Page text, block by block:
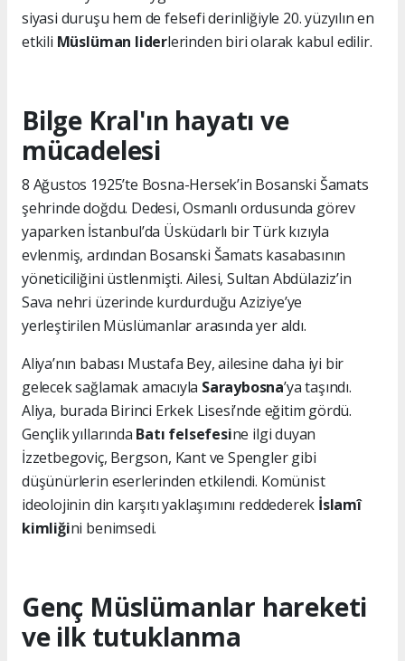
siyasi duruşu hem de felsefi derinliğiyle 20. yüzyılın en
etkili Müslüman liderlerinden biri olarak kabul edilir.
Bilge Kral'ın hayatı ve
mücadelesi
8 Ağustos 1925’te Bosna-Hersek’in Bosanski Šamats
şehrinde doğdu. Dedesi, Osmanlı ordusunda görev
yaparken İstanbul’da Üsküdarlı bir Türk kızıyla
evlenmiş, ardından Bosanski Šamats kasabasının
yöneticiliğini üstlenmişti. Ailesi, Sultan Abdülaziz’in
Sava nehri üzerinde kurdurduğu Aziziye’ye
yerleştirilen Müslümanlar arasında yer aldı.
Aliya’nın babası Mustafa Bey, ailesine daha iyi bir
gelecek sağlamak amacıyla Saraybosna’ya taşındı.
Aliya, burada Birinci Erkek Lisesi’nde eğitim gördü.
Gençlik yıllarında Batı felsefesine ilgi duyan
İzzetbegoviç, Bergson, Kant ve Spengler gibi
düşünürlerin eserlerinden etkilendi. Komünist
ideolojinin din karşıtı yaklaşımını reddederek İslamî
kimliğini benimsedi.
Genç Müslümanlar hareketi
ve ilk tutuklanma